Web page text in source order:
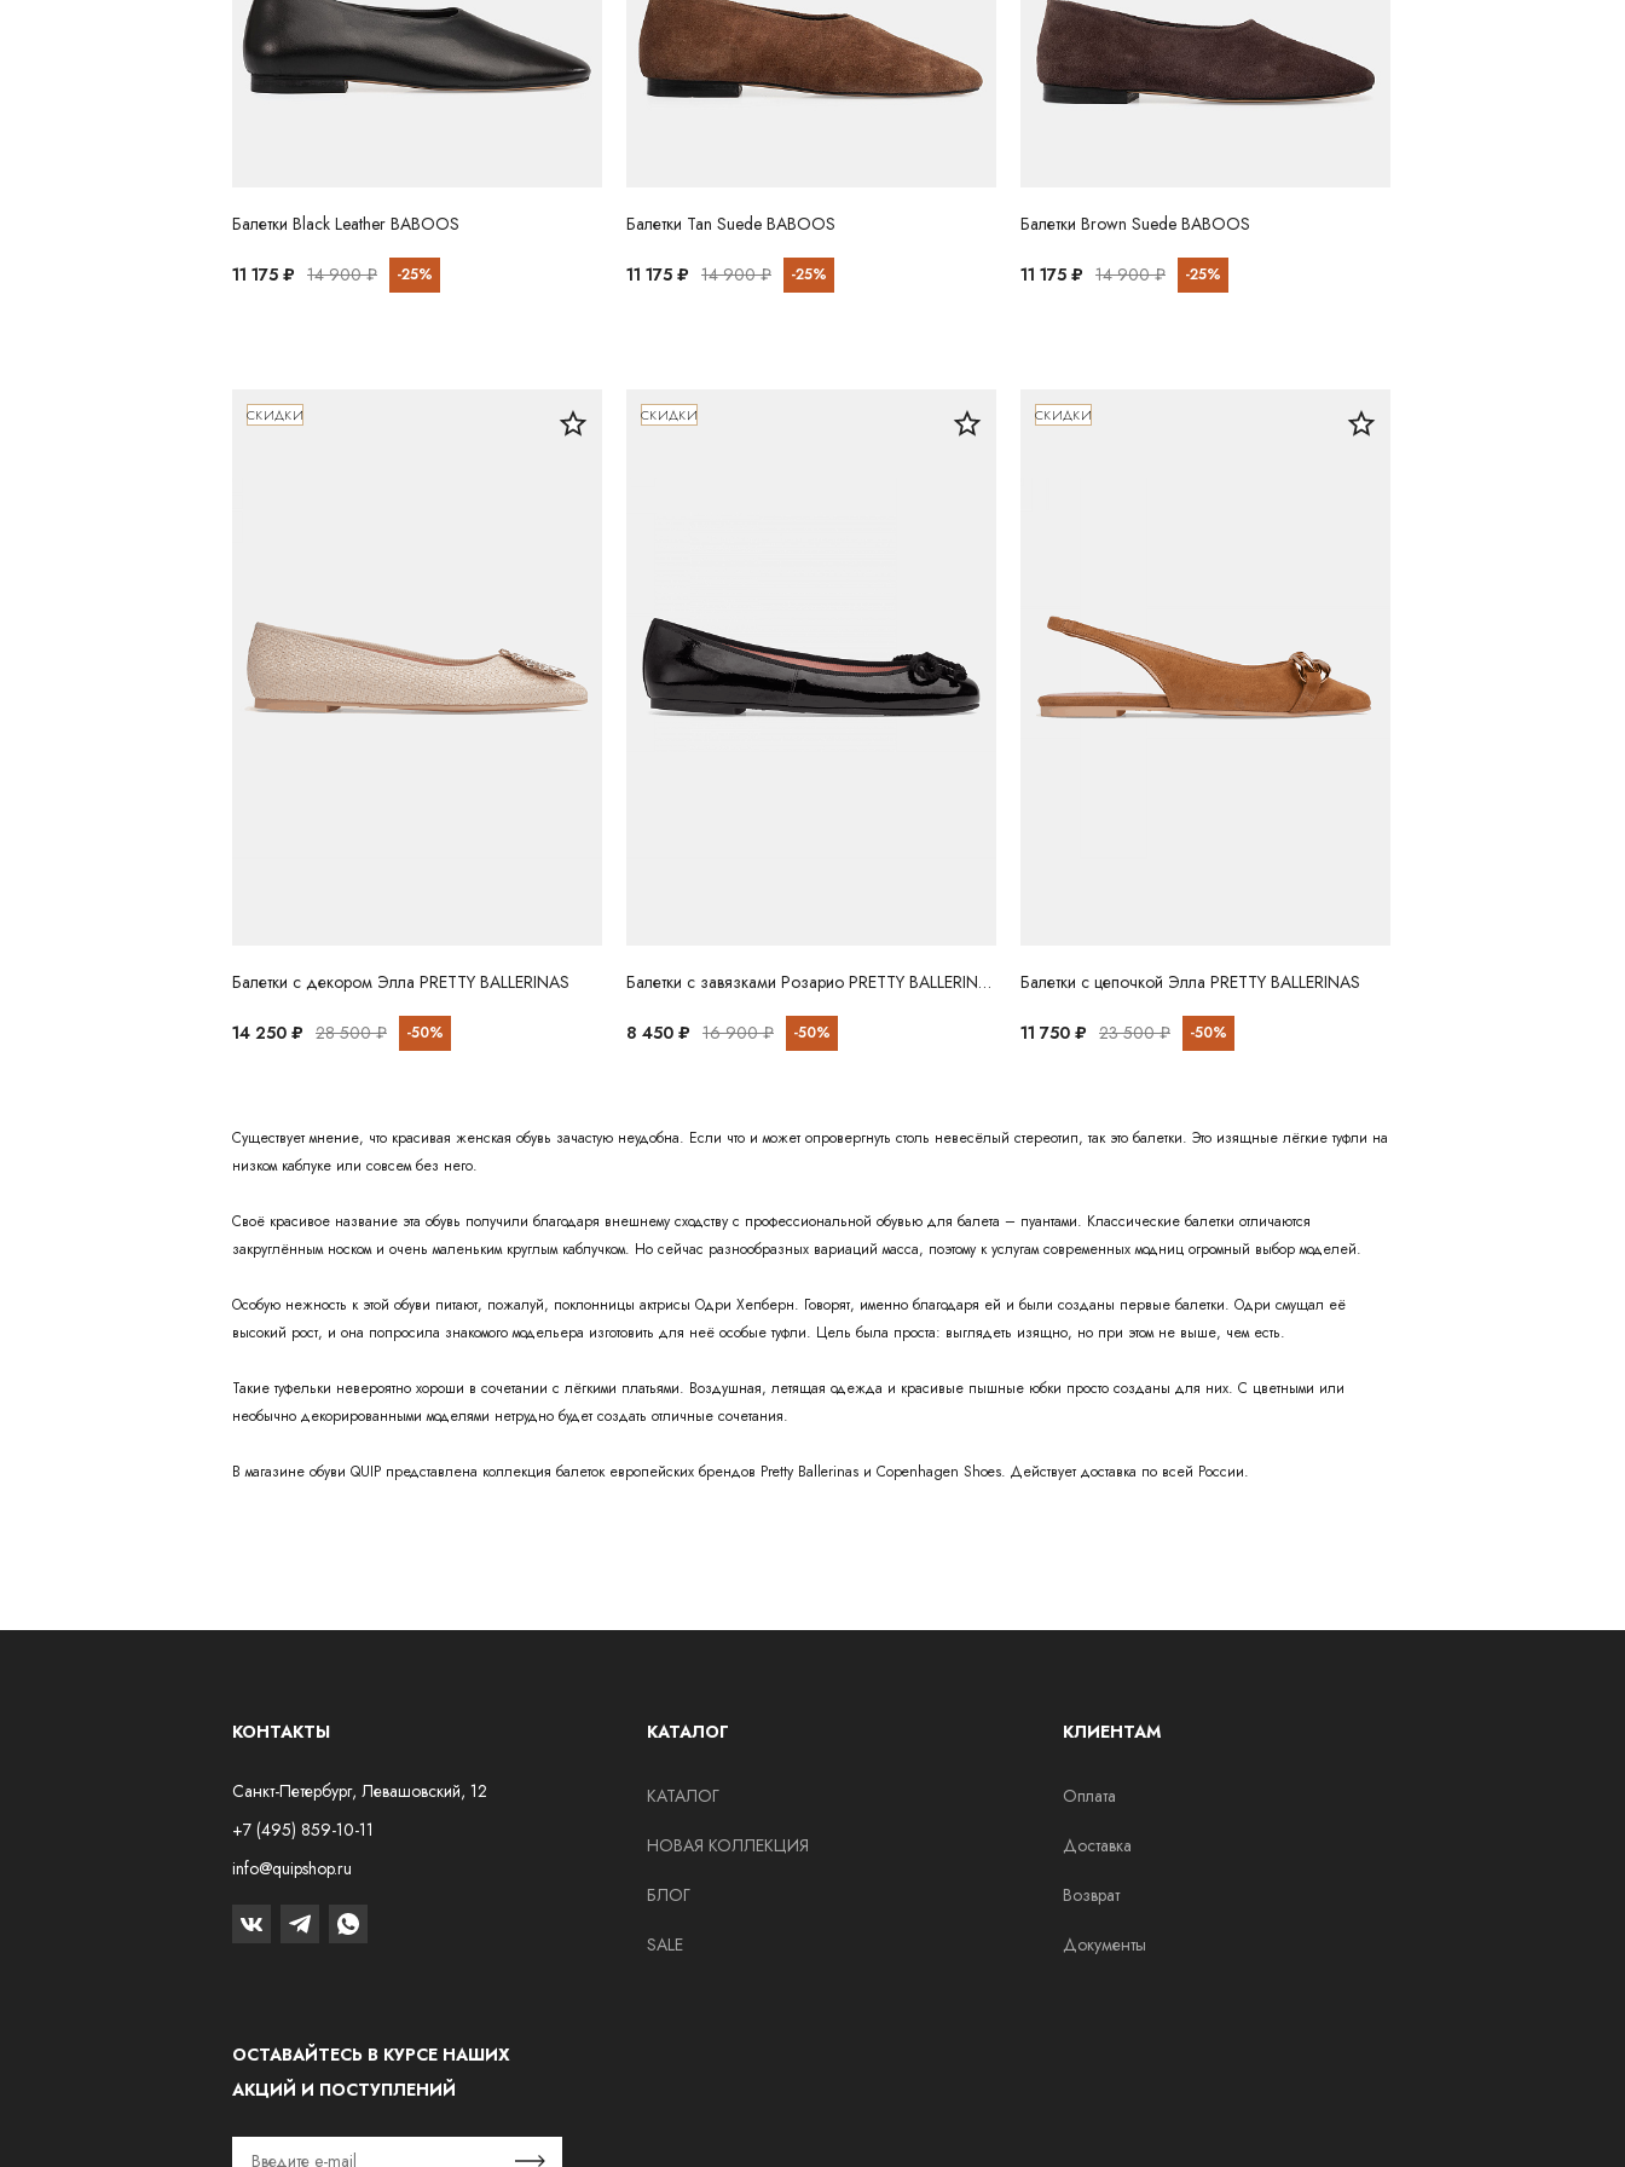
Балетки Black Leather BABOOS
11 175 ₽ 14 900 ₽ -25%
Балетки Tan Suede BABOOS
11 175 ₽ 14 900 ₽ -25%
Балетки Brown Suede BABOOS
11 175 ₽ 14 900 ₽ -25%
СКИДКИ
Балетки с декором Элла PRETTY BALLERINAS
14 250 ₽ 28 500 ₽ -50%
СКИДКИ
Балетки с завязками Розарио PRETTY BALLERINAS
8 450 ₽ 16 900 ₽ -50%
СКИДКИ
Балетки с цепочкой Элла PRETTY BALLERINAS
11 750 ₽ 23 500 ₽ -50%
Существует мнение, что красивая женская обувь зачастую неудобна. Если что и может опровергнуть столь невесёлый стереотип, так это балетки. Это изящные лёгкие туфли на
низком каблуке или совсем без него.
Своё красивое название эта обувь получили благодаря внешнему сходству с профессиональной обувью для балета – пуантами. Классические балетки отличаются
закруглённым носком и очень маленьким круглым каблучком. Но сейчас разнообразных вариаций масса, поэтому к услугам современных модниц огромный выбор моделей.
Особую нежность к этой обуви питают, пожалуй, поклонницы актрисы Одри Хепберн. Говорят, именно благодаря ей и были созданы первые балетки. Одри смущал её
высокий рост, и она попросила знакомого модельера изготовить для неё особые туфли. Цель была проста: выглядеть изящно, но при этом не выше, чем есть.
Такие туфельки невероятно хороши в сочетании с лёгкими платьями. Воздушная, летящая одежда и красивые пышные юбки просто созданы для них. С цветными или
необычно декорированными моделями нетрудно будет создать отличные сочетания.
В магазине обуви QUIP представлена коллекция балеток европейских брендов Pretty Ballerinas и Copenhagen Shoes. Действует доставка по всей России.
КОНТАКТЫ
Санкт-Петербург, Левашовский, 12
+7 (495) 859-10-11
info@quipshop.ru
КАТАЛОГ
КАТАЛОГ
НОВАЯ КОЛЛЕКЦИЯ
БЛОГ
SALE
КЛИЕНТАМ
Оплата
Доставка
Возврат
Документы
ОСТАВАЙТЕСЬ В КУРСЕ НАШИХ
АКЦИЙ И ПОСТУПЛЕНИЙ